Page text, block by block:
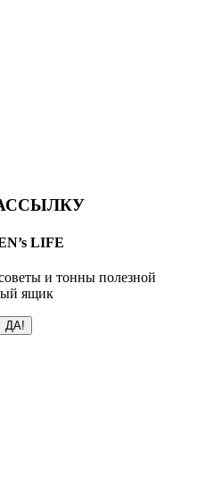
LIFE
и тонны полезной
ящик
ДА!